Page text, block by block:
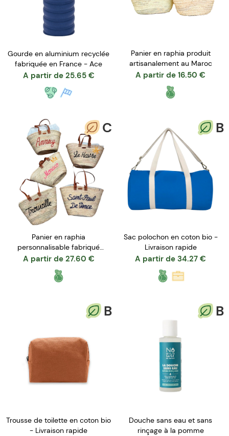
Gourde en aluminium recyclée
fabriquée en France - Ace
A partir de 25.65 €
Panier en raphia produit
artisanalement au Maroc
A partir de 16.50 €
C
Panier en raphia
personnalisable fabriqué
artisanalement au Maroc
A partir de 27.60 €
B
Sac polochon en coton bio -
Livraison rapide
A partir de 34.27 €
B
Trousse de toilette en coton bio
- Livraison rapide
B
Douche sans eau et sans
rinçage à la pomme